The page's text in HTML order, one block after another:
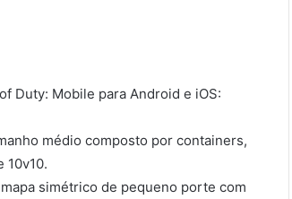
Duty: Mobile para Android e iOS:
médio composto por containers,
10v10.
simétrico de pequeno porte com